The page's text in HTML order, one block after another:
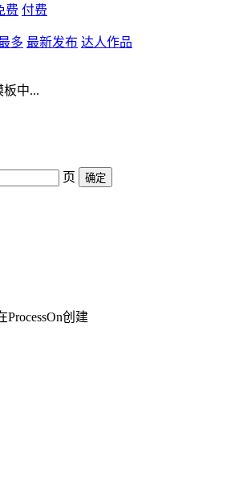
费 付费
多 最新发布 达人作品
中...
页 确定
ProcessOn创建